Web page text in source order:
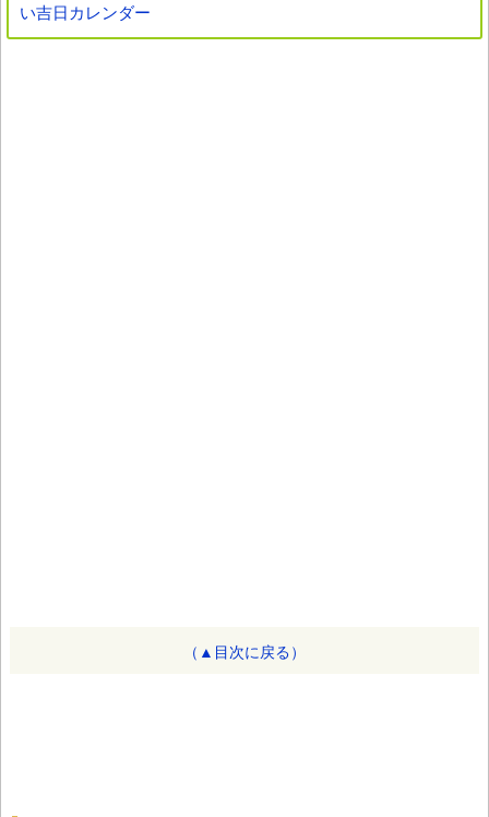
い吉日カレンダー
（▲目次に戻る）